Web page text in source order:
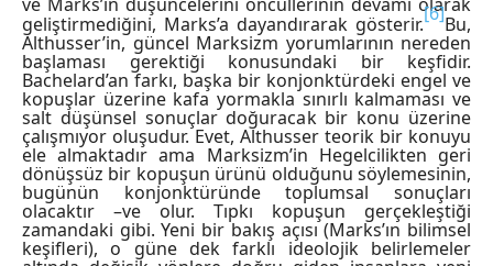
geliştirmediğini, Marks’a dayandırarak gösterir.[6]Bu,
Althusser’in, güncel Marksizm yorumlarının nereden
başlaması gerektiği konusundaki bir keşfidir.
Bachelard’an farkı, başka bir konjonktürdeki engel ve
kopuşlar üzerine kafa yormakla sınırlı kalmaması ve
salt düşünsel sonuçlar doğuracak bir konu üzerine
çalışmıyor oluşudur. Evet, Althusser teorik bir konuyu
ele almaktadır ama Marksizm’in Hegelcilikten geri
dönüşsüz bir kopuşun ürünü olduğunu söylemesinin,
bugünün konjonktüründe toplumsal sonuçları
olacaktır –ve olur. Tıpkı kopuşun gerçekleştiği
zamandaki gibi. Yeni bir bakış açısı (Marks’ın bilimsel
keşifleri), o güne dek farklı ideolojik belirlemeler